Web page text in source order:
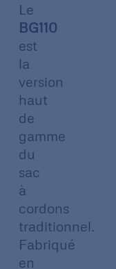
Le
BG110
est
la
version
haut
de
gamme
du
sac
à
cordons
traditionnel.
Fabriqué
en